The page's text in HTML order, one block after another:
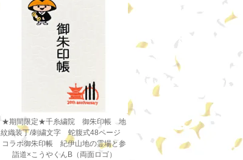
★期間限定★千糸繍院 御朱印帳 地
紋織装丁/刺繍文字 蛇腹式48ページ
コラボ御朱印帳 紀伊山地の霊場と参
詣道×こうやくんB（両面ロゴ）